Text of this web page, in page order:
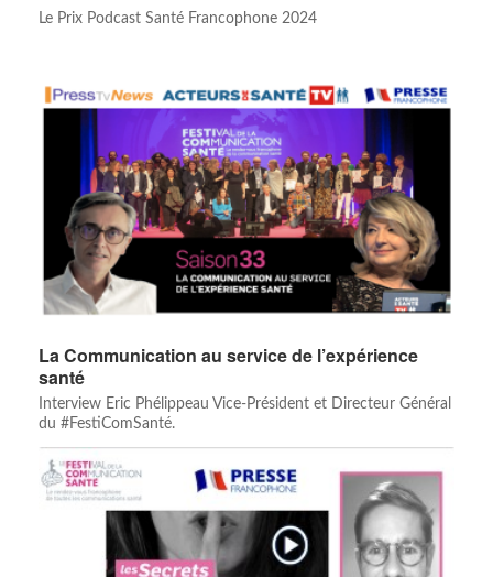
Le Prix Podcast Santé Francophone 2024
La Communication au service de l’expérience
santé
Interview Eric Phélippeau Vice-Président et Directeur Général
du #FestiComSanté.